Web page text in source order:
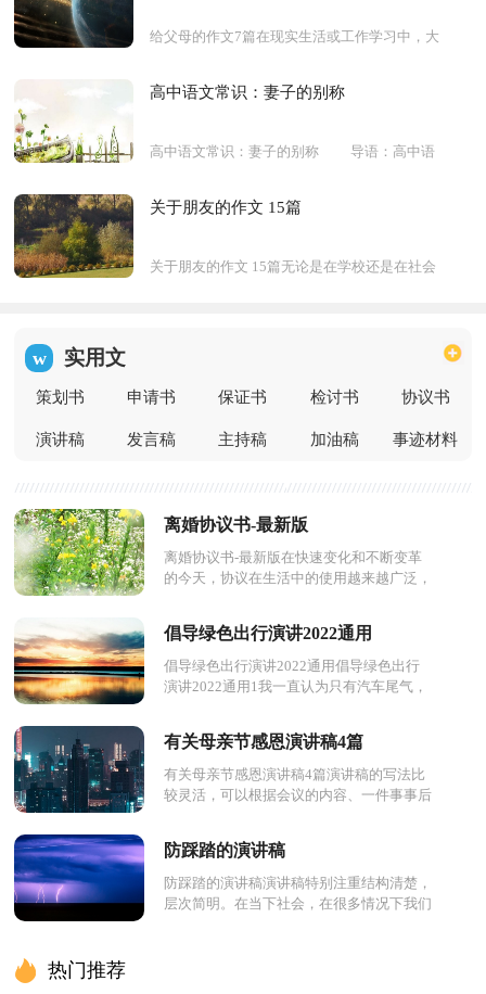
给父母的作文7篇在现实生活或工作学习中，大
达一个主题意义的记叙方法。还是对作文一筹
莫展吗？以下是...
高中语文常识：妻子的别称
高中语文常识：妻子的别称 导语：高中语
定，是为掌握更多的语文知识做准备的工作。
所以小编在此为...
关于朋友的作文 15篇
关于朋友的作文 15篇无论是在学校还是在社会
w 实用文
策划书 申请书 保证书 检讨书 协议书
演讲稿 发言稿 主持稿 加油稿 事迹材料
离婚协议书-最新版
离婚协议书-最新版在快速变化和不断变革
的今天，协议在生活中的使用越来越广泛，
倡导绿色出行演讲2022通用
倡导绿色出行演讲2022通用倡导绿色出行
演讲2022通用1我一直认为只有汽车尾气，
有关母亲节感恩演讲稿4篇
有关母亲节感恩演讲稿4篇演讲稿的写法比
较灵活，可以根据会议的内容、一件事事后
防踩踏的演讲稿
防踩踏的演讲稿演讲稿特别注重结构清楚，
层次简明。在当下社会，在很多情况下我们
热门推荐